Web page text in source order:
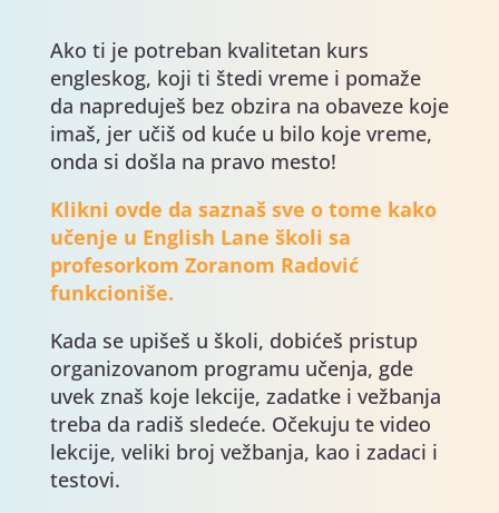
Ako ti je potreban kvalitetan kurs
engleskog, koji ti štedi vreme i pomaže
da napreduješ bez obzira na obaveze koje
imaš, jer učiš od kuće u bilo koje vreme,
onda si došla na pravo mesto!
Klikni ovde da saznaš sve o tome kako
učenje u English Lane školi sa
profesorkom Zoranom Radović
funkcioniše.
Kada se upišeš u školi, dobićeš pristup
organizovanom programu učenja, gde
uvek znaš koje lekcije, zadatke i vežbanja
treba da radiš sledeće. Očekuju te video
lekcije, veliki broj vežbanja, kao i zadaci i
testovi.